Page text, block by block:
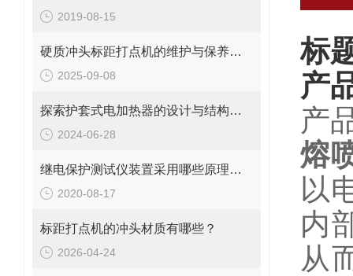
2019-08-15
硬质冲头标距打点机的维护与保养方法
2025-09-08
探索护套式电加热器的设计与结构特点
2024-06-28
继电保护测试仪装置采用哪些原理进行检测的？
2020-08-17
标距打点机的冲头材质有哪些？
2026-04-24
标
产
产
熔
以
内
从